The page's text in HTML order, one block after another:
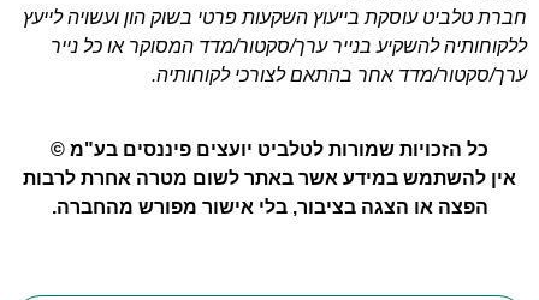
חברת טלביט עוסקת בייעוץ השקעות פרטי בשוק הון ועשויה לייעץ
ללקוחותיה להשקיע בנייר ערך/סקטור/מדד המסוקר או כל נייר
ערך/סקטור/מדד אחר בהתאם לצורכי לקוחותיה.
כל הזכויות שמורות לטלביט יועצים פיננסים בע"מ ©
אין להשתמש במידע אשר באתר לשום מטרה אחרת לרבות
הפצה או הצגה בציבור, בלי אישור מפורש מהחברה.